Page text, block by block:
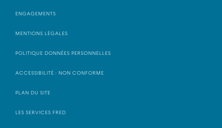
ENGAGEMENTS
MENTIONS LÉGALES
POLITIQUE DONNÉES PERSONNELLES
ACCESSIBILITÉ : NON CONFORME
PLAN DU SITE
LES SERVICES FRED